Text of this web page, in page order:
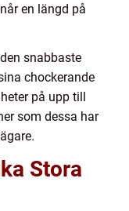
en längd på
snabbaste
chockerande
på upp till
som dessa har
Stora